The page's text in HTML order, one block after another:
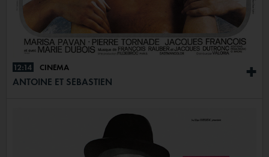
+
12:14 CINÉMA
ANTOINE ET SÉBASTIEN